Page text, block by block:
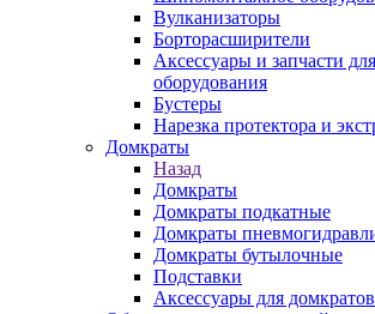
Вулканизаторы
Борторасширители
Аксессуары и запчасти
оборудования
Бустеры
Нарезка протектора и
Домкраты
Назад
Домкраты
Домкраты подкатные
Домкраты
Домкраты бутылочные
Подставки
Аксессуары для домкратов